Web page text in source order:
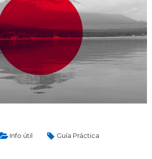
Info útil
Guía Práctica